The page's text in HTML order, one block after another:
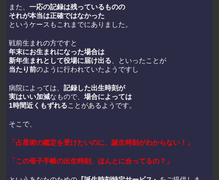
また、一応の記録は残っているものの
それが本当は正確ではなかった
というケースもこれまでにありました。
戦前生まれの方ですと
年末にお生まれになった場合は
新年生まれとして役場に届け出る 、といったことが
当たり前のように行われていたようですし
病院によっては、記録した出生時刻が
実はいい加減なもので、場合によっては
1時間近くもずれることがあるようです。
そこで、
「占星術の鑑定を受けたいのに、誕生時刻がわからない！」
「この母子手帳の出生時刻、ほんとに合ってるの？」